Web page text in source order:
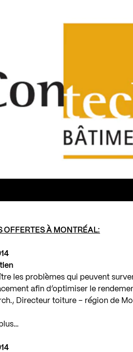
OFFERTES À MONTRÉAL:
les problèmes qui peuvent
afin d’optimiser le
Directeur toiture – région de